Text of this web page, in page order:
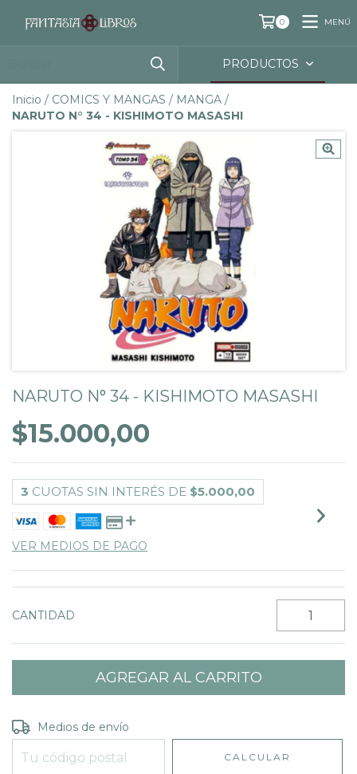
0 MENÚ
PRODUCTOS
Inicio / COMICS Y MANGAS / MANGA /
NARUTO N° 34 - KISHIMOTO MASASHI
NARUTO N° 34 - KISHIMOTO MASASHI
$15.000,00
3 CUOTAS SIN INTERÉS DE $5.000,00
VER MEDIOS DE PAGO
CANTIDAD
Entregas para el CP:
Medios de envío
CALCULAR